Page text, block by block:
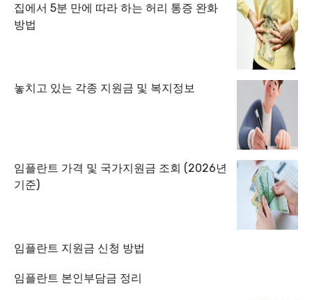
집에서 5분 만에 따라 하는 허리 통증 완화
방법
놓치고 있는 각종 지원금 및 복지정보
임플란트 가격 및 국가지원금 조회 (2026년
기준)
임플란트 지원금 신청 방법
임플란트 본인부담금 정리